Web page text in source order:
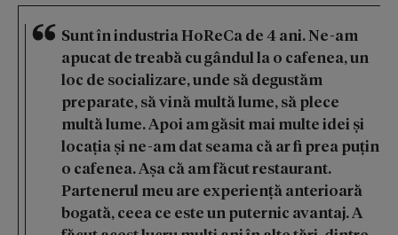
Sunt în industria HoReCa de 4 ani. Ne-am
apucat de treabă cu gândul la o cafenea, un
loc de socializare, unde să degustăm
preparate, să vină multă lume, să plece
multă lume. Apoi am găsit mai multe idei și
locația și ne-am dat seama că ar fi prea puțin
o cafenea. Așa că am făcut restaurant.
Partenerul meu are experiență anterioară
bogată, ceea ce este un puternic avantaj. A